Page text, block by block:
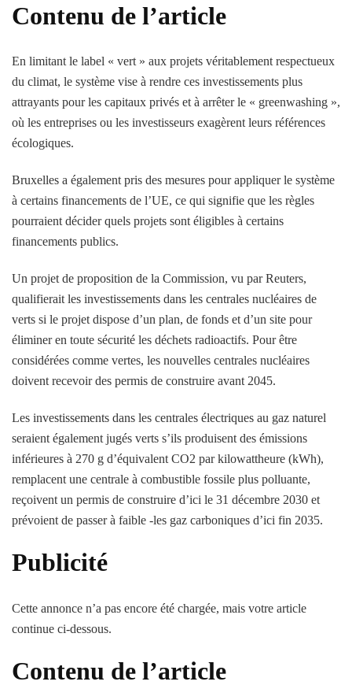
Contenu de l’article
En limitant le label « vert » aux projets véritablement respectueux
du climat, le système vise à rendre ces investissements plus
attrayants pour les capitaux privés et à arrêter le « greenwashing »,
où les entreprises ou les investisseurs exagèrent leurs références
écologiques.
Bruxelles a également pris des mesures pour appliquer le système
à certains financements de l’UE, ce qui signifie que les règles
pourraient décider quels projets sont éligibles à certains
financements publics.
Un projet de proposition de la Commission, vu par Reuters,
qualifierait les investissements dans les centrales nucléaires de
verts si le projet dispose d’un plan, de fonds et d’un site pour
éliminer en toute sécurité les déchets radioactifs. Pour être
considérées comme vertes, les nouvelles centrales nucléaires
doivent recevoir des permis de construire avant 2045.
Les investissements dans les centrales électriques au gaz naturel
seraient également jugés verts s’ils produisent des émissions
inférieures à 270 g d’équivalent CO2 par kilowattheure (kWh),
remplacent une centrale à combustible fossile plus polluante,
reçoivent un permis de construire d’ici le 31 décembre 2030 et
prévoient de passer à faible -les gaz carboniques d’ici fin 2035.
Publicité
Cette annonce n’a pas encore été chargée, mais votre article
continue ci-dessous.
Contenu de l’article